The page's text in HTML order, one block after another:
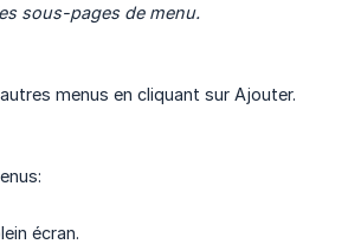
sous-pages de menu.
menus en cliquant sur Ajouter.
écran.